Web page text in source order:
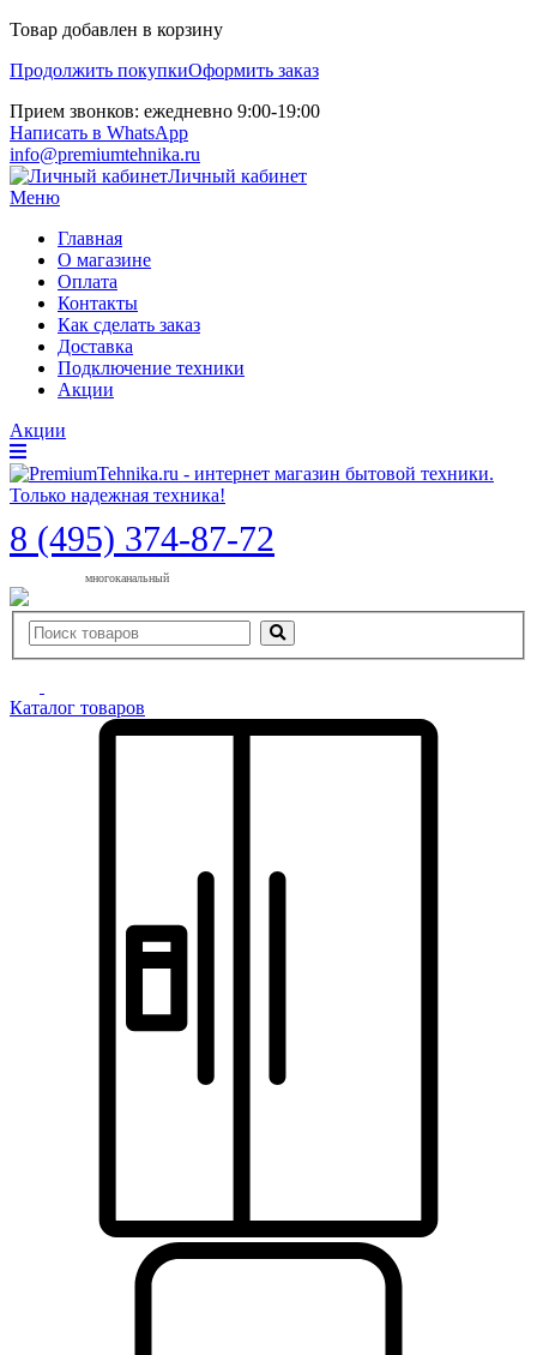
Товар добавлен в корзину
Продолжить покупкиОформить заказ
Прием звонков: ежедневно 9:00-19:00
Написать в WhatsApp
info@premiumtehnika.ru
Личный кабинет
Меню
Главная
О магазине
Оплата
Контакты
Как сделать заказ
Доставка
Подключение техники
Акции
Акции
8 (495) 374-87-72
многоканальный
Каталог товаров